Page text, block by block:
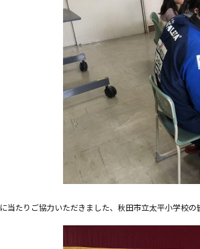
当たりご協力いただきました、秋田市立太平小学校の